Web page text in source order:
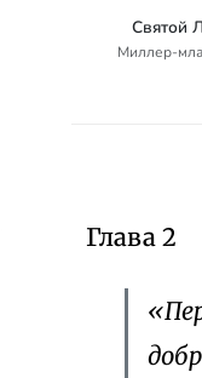
Святой
Миллер-
Глава 2